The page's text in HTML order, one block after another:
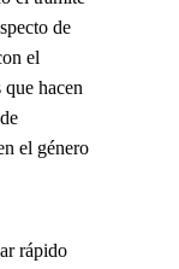
de
el
hacen
el género
rápido